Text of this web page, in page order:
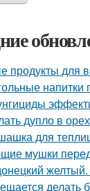
продукты для
дупло в
для
мушки
делать